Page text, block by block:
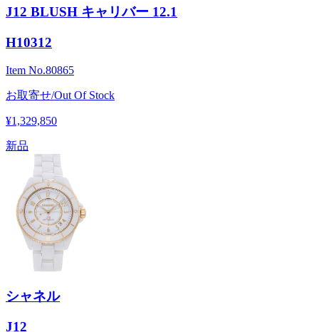
J12 BLUSH キャリバー 12.1
H10312
Item No.80865
お取寄せ/Out Of Stock
¥1,329,850
新品
シャネル
J12